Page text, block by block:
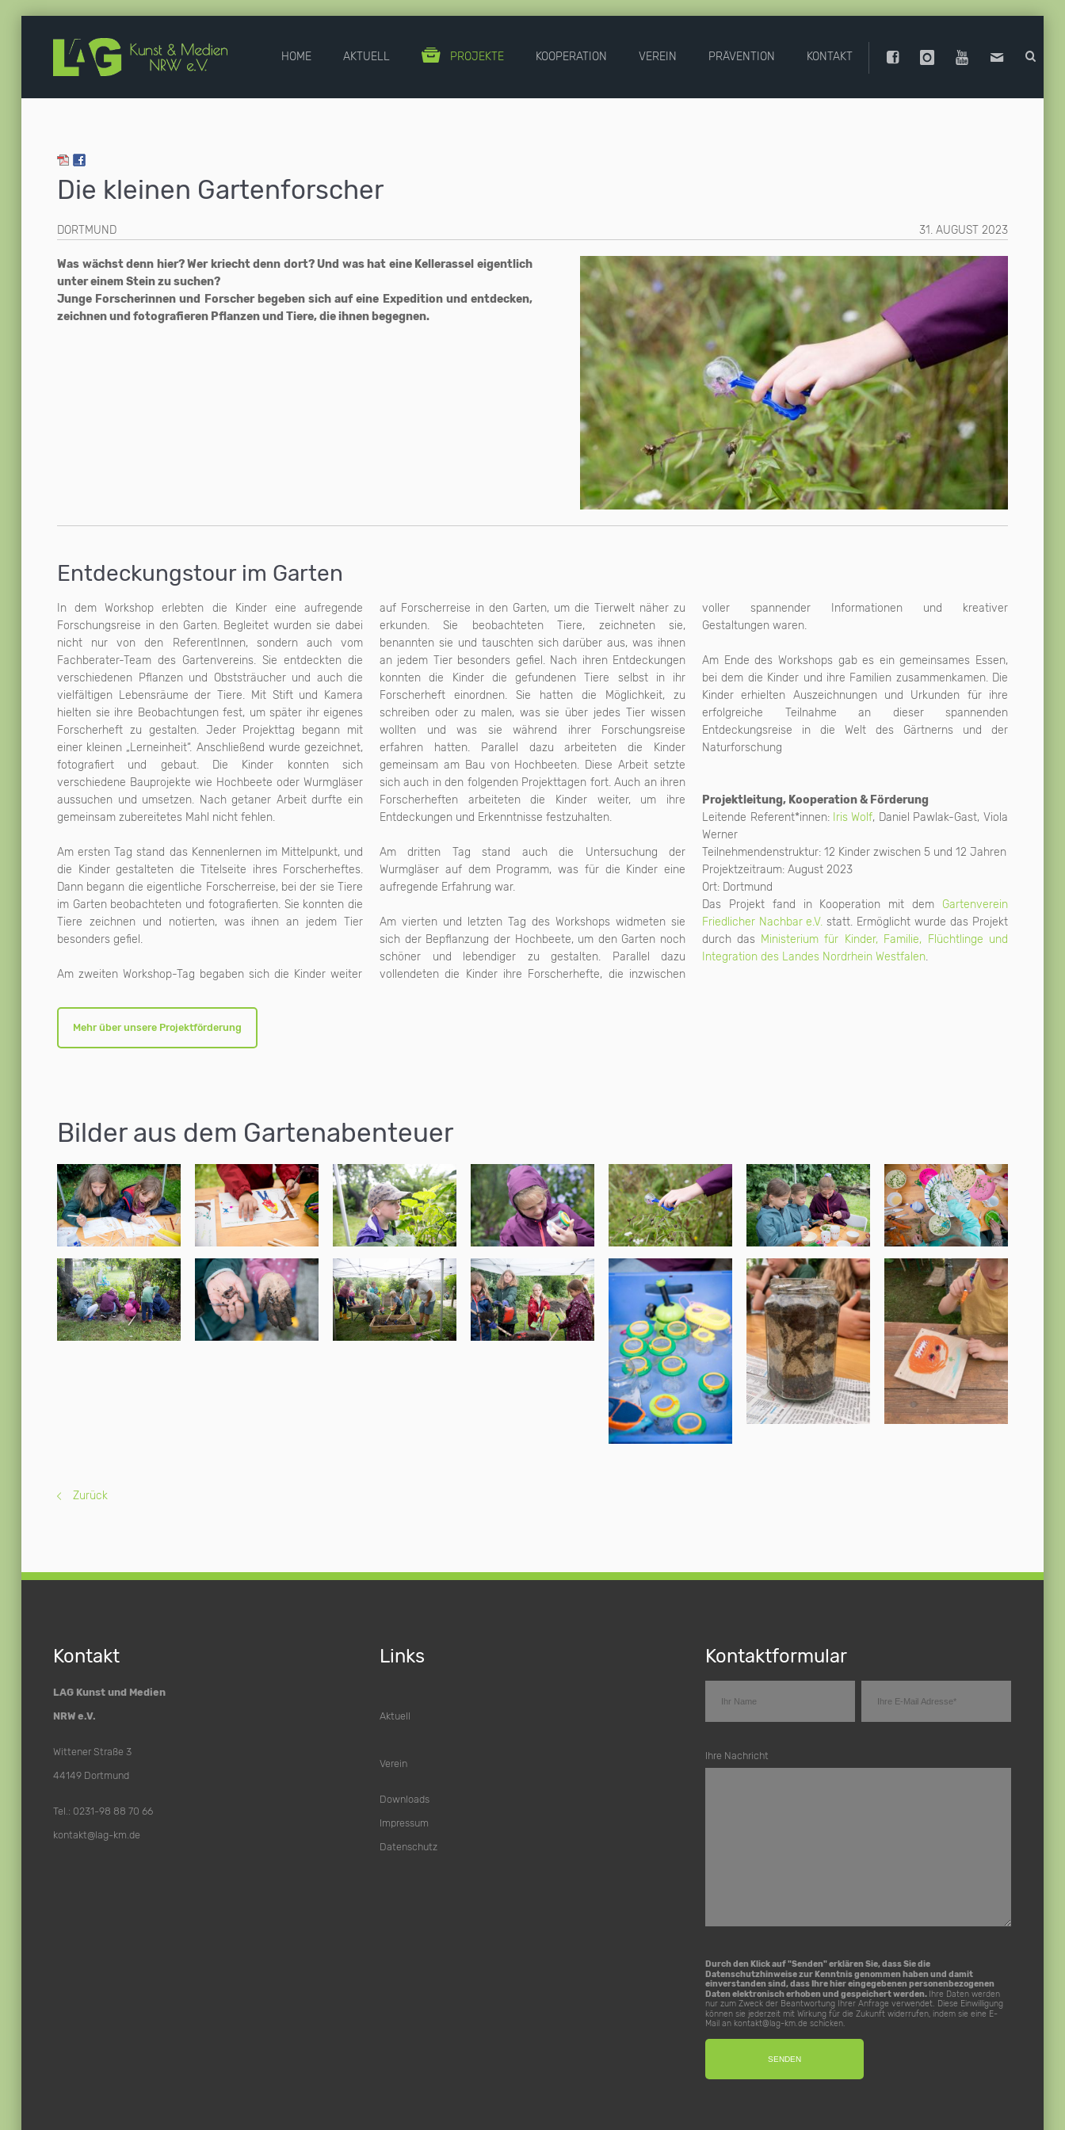
HOME AKTUELL PROJEKTE KOOPERATION VEREIN PRÄVENTION KONTAKT
Die kleinen Gartenforscher
DORTMUND 31. AUGUST 2023
Was wächst denn hier? Wer kriecht denn dort? Und was hat eine Kellerassel eigentlich
unter einem Stein zu suchen?
Junge Forscherinnen und Forscher begeben sich auf eine Expedition und entdecken,
zeichnen und fotografieren Pflanzen und Tiere, die ihnen begegnen.
Entdeckungstour im Garten
In dem Workshop erlebten die Kinder eine aufregende
Forschungsreise in den Garten. Begleitet wurden sie dabei
nicht nur von den ReferentInnen, sondern auch vom
Fachberater-Team des Gartenvereins. Sie entdeckten die
verschiedenen Pflanzen und Obststräucher und auch die
vielfältigen Lebensräume der Tiere. Mit Stift und Kamera
hielten sie ihre Beobachtungen fest, um später ihr eigenes
Forscherheft zu gestalten. Jeder Projekttag begann mit
einer kleinen „Lerneinheit“. Anschließend wurde gezeichnet,
fotografiert und gebaut. Die Kinder konnten sich
verschiedene Bauprojekte wie Hochbeete oder Wurmgläser
aussuchen und umsetzen. Nach getaner Arbeit durfte ein
gemeinsam zubereitetes Mahl nicht fehlen.
Am ersten Tag stand das Kennenlernen im Mittelpunkt, und
die Kinder gestalteten die Titelseite ihres Forscherheftes.
Dann begann die eigentliche Forscherreise, bei der sie Tiere
im Garten beobachteten und fotografierten. Sie konnten die
Tiere zeichnen und notierten, was ihnen an jedem Tier
besonders gefiel.
Am zweiten Workshop-Tag begaben sich die Kinder weiter
auf Forscherreise in den Garten, um die Tierwelt näher zu
erkunden. Sie beobachteten Tiere, zeichneten sie,
benannten sie und tauschten sich darüber aus, was ihnen
an jedem Tier besonders gefiel. Nach ihren Entdeckungen
konnten die Kinder die gefundenen Tiere selbst in ihr
Forscherheft einordnen. Sie hatten die Möglichkeit, zu
schreiben oder zu malen, was sie über jedes Tier wissen
wollten und was sie während ihrer Forschungsreise
erfahren hatten. Parallel dazu arbeiteten die Kinder
gemeinsam am Bau von Hochbeeten. Diese Arbeit setzte
sich auch in den folgenden Projekttagen fort. Auch an ihren
Forscherheften arbeiteten die Kinder weiter, um ihre
Entdeckungen und Erkenntnisse festzuhalten.
Am dritten Tag stand auch die Untersuchung der
Wurmgläser auf dem Programm, was für die Kinder eine
aufregende Erfahrung war.
Am vierten und letzten Tag des Workshops widmeten sie
sich der Bepflanzung der Hochbeete, um den Garten noch
schöner und lebendiger zu gestalten. Parallel dazu
vollendeten die Kinder ihre Forscherhefte, die inzwischen
voller spannender Informationen und kreativer
Gestaltungen waren.
Am Ende des Workshops gab es ein gemeinsames Essen,
bei dem die Kinder und ihre Familien zusammenkamen. Die
Kinder erhielten Auszeichnungen und Urkunden für ihre
erfolgreiche Teilnahme an dieser spannenden
Entdeckungsreise in die Welt des Gärtnerns und der
Naturforschung
Projektleitung, Kooperation & Förderung
Leitende Referent*innen: Iris Wolf, Daniel Pawlak-Gast, Viola
Werner
Teilnehmendenstruktur: 12 Kinder zwischen 5 und 12 Jahren
Projektzeitraum: August 2023
Ort: Dortmund
Das Projekt fand in Kooperation mit dem Gartenverein
Friedlicher Nachbar e.V. statt. Ermöglicht wurde das Projekt
durch das Ministerium für Kinder, Familie, Flüchtlinge und
Integration des Landes Nordrhein Westfalen.
Mehr über unsere Projektförderung
Bilder aus dem Gartenabenteuer
Zurück
Kontakt
LAG Kunst und Medien
NRW e.V.
Wittener Straße 3
44149 Dortmund
Tel.: 0231-98 88 70 66
kontakt@lag-km.de
Links
Aktuell
Verein
Downloads
Impressum
Datenschutz
Kontaktformular
Ihre Nachricht
Durch den Klick auf "Senden" erklären Sie, dass Sie die
Datenschutzhinweisezur Kenntnis genommen haben und damit
einverstanden sind, dass Ihre hier eingegebenen personenbezogenen
Daten elektronisch erhoben und gespeichert werden. Ihre Daten werden
nur zum Zweck der Beantwortung Ihrer Anfrage verwendet. Diese Einwilligung
können sie jederzeit mit Wirkung für die Zukunft widerrufen, indem sie eine E-
Mail an kontakt@lag-km.de schicken.